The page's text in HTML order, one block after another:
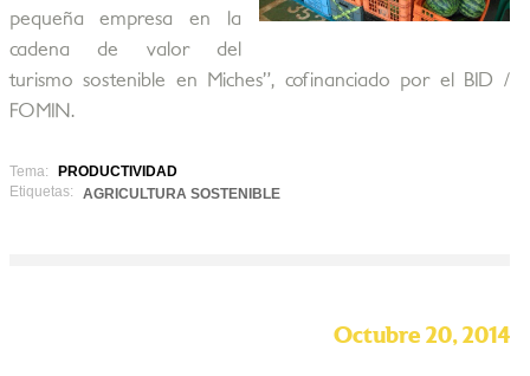
pequeña empresa en la
cadena de valor del
turismo sostenible en Miches”, cofinanciado por el BID /
FOMIN.
Tema:
PRODUCTIVIDAD
Etiquetas:
AGRICULTURA SOSTENIBLE
Octubre 20, 2014